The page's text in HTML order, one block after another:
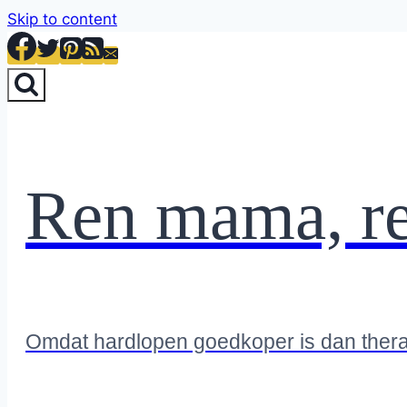
Skip to content
Ren mama,
Omdat hardlopen goedkoper is dan